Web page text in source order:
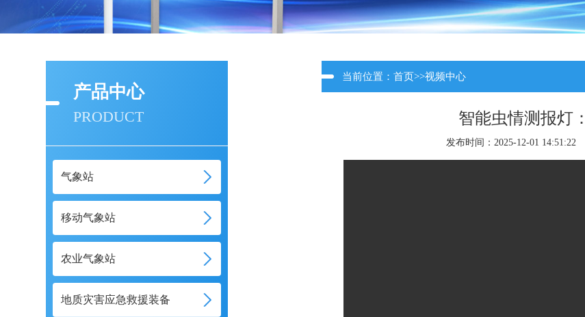
产品中心
PRODUCT
气象站
移动气象站
农业气象站
地质灾害应急救援装备
当前位置：首页>>视频中心
智能虫情测报灯
发布时间：2025-12-01 14:51:22